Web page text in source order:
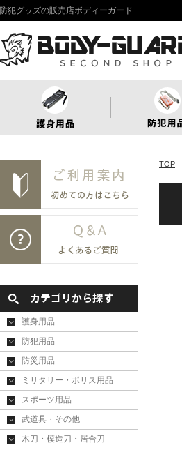
防犯グッズの販売店ボディーガード
TOP
護身用品
防犯用品
防災用品
ミリタリー・ポリス用品
スポーツ用品
武道具・その他
木刀・模造刀・居合刀